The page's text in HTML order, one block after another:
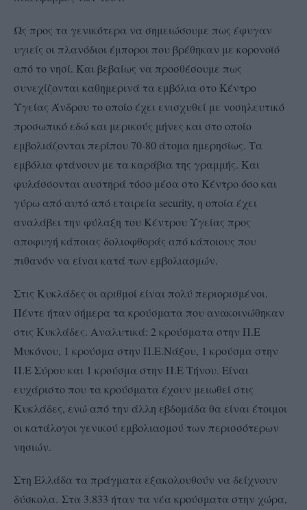
Ως προς τα γενικότερα να σημειώσουμε πως έφυγαν
υγιείς οι πλανόδιοι έμποροι που βρέθηκαν με κορονοϊό
από το νησί. Και βεβαίως να προσθέσουμε πως
συνεχίζονται καθημερινά τα εμβόλια στο Κέντρο
Υγείας Άνδρου το οποίο έχει ενισχυθεί με νοσηλευτικό
προσωπικό εδώ και μερικούς μήνες και στο οποίο
εμβολιάζονται περίπου 70-80 άτομα ημερησίως. Τα
εμβόλια φτάνουν με τα καράβια της γραμμής. Και
φυλάσσονται αυστηρά τόσο μέσα στο Κέντρο όσο και
γύρω από αυτό από εταιρεία security, η οποία έχει
αναλάβει την φύλαξη του Κέντρου Υγείας προς
αποφυγή κάποιας δολιοφθοράς από κάποιους που
πιθανόν να είναι κατά των εμβολιασμών.
Στις Κυκλάδες οι αριθμοί είναι πολύ περιορισμένοι.
Πέντε ήταν σήμερα τα κρούσματα που ανακοινώθηκαν
στις Κυκλάδες. Αναλυτικά: 2 κρούσματα στην Π.Ε
Μυκόνου, 1 κρούσμα στην Π.Ε.Νάξου, 1 κρούσμα στην
Π.Ε Σύρου και 1 κρούσμα στην Π.Ε Τήνου. Είναι
ευχάριστο που τα κρούσματα έχουν μειωθεί στις
Κυκλάδες, ενώ από την άλλη εβδομάδα θα είναι έτοιμοι
οι κατάλογοι γενικού εμβολιασμού των περισσότερων
νησιών.
Στη Ελλάδα τα πράγματα εξακολουθούν να δείχνουν
δύσκολα. Στα 3.833 ήταν τα νέα κρούσματα στην χώρα,